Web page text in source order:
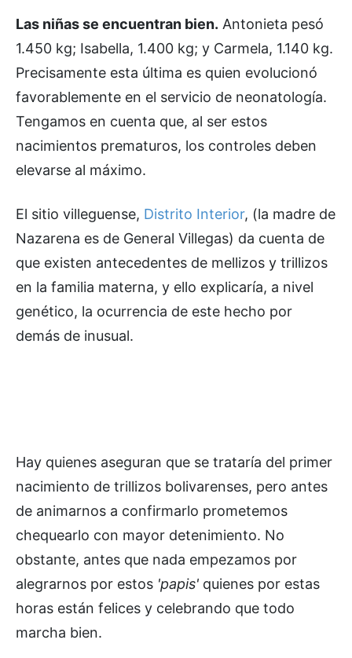
Las niñas se encuentran bien. Antonieta pesó
1.450 kg; Isabella, 1.400 kg; y Carmela, 1.140 kg.
Precisamente esta última es quien evolucionó
favorablemente en el servicio de neonatología.
Tengamos en cuenta que, al ser estos
nacimientos prematuros, los controles deben
elevarse al máximo.
El sitio villeguense, Distrito Interior, (la madre de
Nazarena es de General Villegas) da cuenta de
que existen antecedentes de mellizos y trillizos
en la familia materna, y ello explicaría, a nivel
genético, la ocurrencia de este hecho por
demás de inusual.
Hay quienes aseguran que se trataría del primer
nacimiento de trillizos bolivarenses, pero antes
de animarnos a confirmarlo prometemos
chequearlo con mayor detenimiento. No
obstante, antes que nada empezamos por
alegrarnos por estos 'papis' quienes por estas
horas están felices y celebrando que todo
marcha bien.